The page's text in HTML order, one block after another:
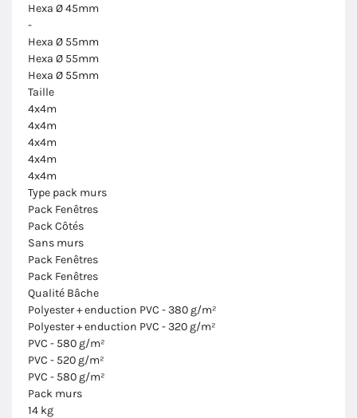
Hexa Ø 45mm
-
Hexa Ø 55mm
Hexa Ø 55mm
Hexa Ø 55mm
Taille
4x4m
4x4m
4x4m
4x4m
4x4m
Type pack murs
Pack Fenêtres
Pack Côtés
Sans murs
Pack Fenêtres
Pack Fenêtres
Qualité Bâche
Polyester + enduction PVC - 380 g/m²
Polyester + enduction PVC - 320 g/m²
PVC - 580 g/m²
PVC - 520 g/m²
PVC - 580 g/m²
Pack murs
14 kg